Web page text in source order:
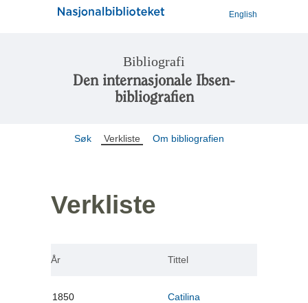
English
Bibliografi
Den internasjonale Ibsen-
bibliografien
Søk Verkliste Om bibliografien
Verkliste
År Tittel
1850 Catilina